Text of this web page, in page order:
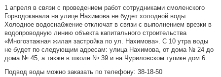
1 апреля в связи с проведением работ сотрудниками смоленского
Горводоканала на улице Нахимова не будет холодной воды
Холодное водоснабжение отключат в связи с выполнением врезки в
водопроводную линию объекта капитального строительства
«Многоэтажная жилая застройка по ул. Нахимова». С 10 утра воды
не будет по следующим адресам: улица Нахимова, от дома № 24 до
дома № 45, а также в школе № 39 и на Чуриловском тупике дом 6.
Подвод воды можно заказать по телефону: 38-18-50